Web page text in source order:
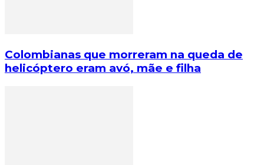
Colombianas que morreram na queda de
helicóptero eram avó, mãe e filha